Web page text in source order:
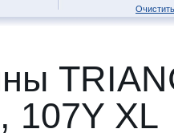
107Y XL